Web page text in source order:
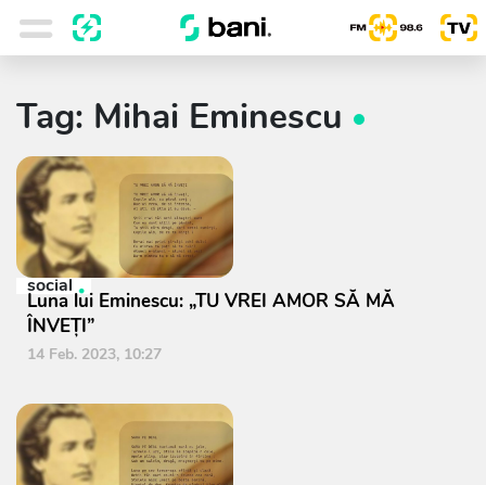
Tag: Mihai Eminescu
social
Luna lui Eminescu: „TU VREI AMOR SĂ MĂ
ÎNVEŢI”
14 Feb. 2023, 10:27